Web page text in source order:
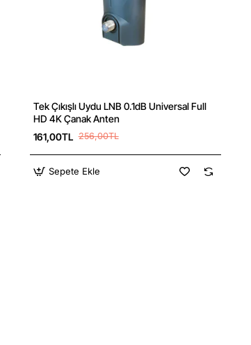
Yeni
Tek Çıkışlı Uydu LNB 0.1dB Universal Full
HD 4K Çanak Anten
161,00TL 256,00TL
Sepete Ekle